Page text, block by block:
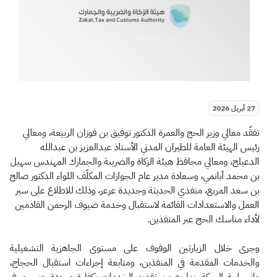
27 أبريل 2026
​​​​​تفقّد معالي وزير الحج والعمرة الدكتور توفيق بن فوزان الربيعة، ومعالي
رئيس الهيئة العامة للطيران المدني الأستاذ عبدالعزيز بن عبدالله
الدعيلج، ومعالي محافظ هيئة الزكاة والضريبة والجمارك المهندس سهيل
بن محمد أبانمي، وسعادة مدير عام الجوازات المكلّف اللواء الدكتور صالح
بن سعد المربع، منفذي الحديثة وجديدة عرعر، وذلك للاطلاع على سير
العمل والاستعدادات القائمة لاستقبال وخدمة ضيوف الرحمن القادمين
لأداء مناسك الحج عبر المنفذين.
وجرى خلال الزيارتين الوقوف على مستوى الجاهزية التشغيلية
والخدمات المقدمة في المنفذين، ومتابعة إجراءات استقبال الحجاج،